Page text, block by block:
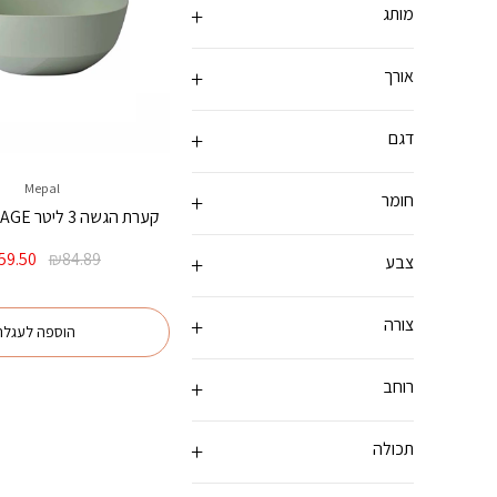
מותג
אורך
דגם
חומר
צבע
צורה
רוחב
תכולה
Mepal
קערת הגשה 3 ליטר SILUETA SAGE
₪84.89
המחיר
הוספה